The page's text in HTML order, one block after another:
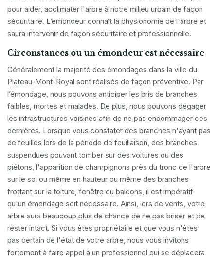
pour aider, acclimater l'arbre à notre milieu urbain de façon
sécuritaire. L’émondeur connaît la physionomie de l'arbre et
saura intervenir de façon sécuritaire et professionnelle.
Circonstances ou un émondeur est nécessaire
Généralement la majorité des émondages dans la ville du
Plateau-Mont-Royal sont réalisés de façon préventive. Par
l’émondage, nous pouvons anticiper les bris de branches
faibles, mortes et malades. De plus, nous pouvons dégager
les infrastructures voisines afin de ne pas endommager ces
dernières. Lorsque vous constater des branches n'ayant pas
de feuilles lors de la période de feuillaison, des branches
suspendues pouvant tomber sur des voitures ou des
piétons, l'apparition de champignons près du tronc de l'arbre
sur le sol ou même en hauteur ou même des branches
frottant sur la toiture, fenêtre ou balcons, il est impératif
qu'un émondage soit nécessaire. Ainsi, lors de vents, votre
arbre aura beaucoup plus de chance de ne pas briser et de
rester intact. Si vous êtes propriétaire et que vous n'êtes
pas certain de l'état de votre arbre, nous vous invitons
fortement à faire appel à un professionnel qui se déplacera